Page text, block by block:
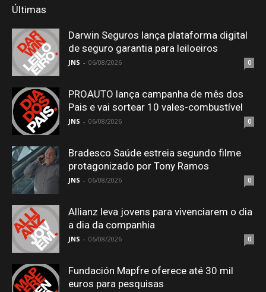
Últimas
Darwin Seguros lança plataforma digital
de seguro garantia para leiloeiros
JNS - 06/08/2026 0
PROAUTO lança campanha de mês dos
Pais e vai sortear 10 vales-combustível
JNS - 06/08/2026 0
Bradesco Saúde estreia segundo filme
protagonizado por Tony Ramos
JNS - 06/08/2026 0
Allianz leva jovens para vivenciarem o dia
a dia da companhia
JNS - 06/08/2026 0
Fundación Mapfre oferece até 30 mil
euros para pesquisas